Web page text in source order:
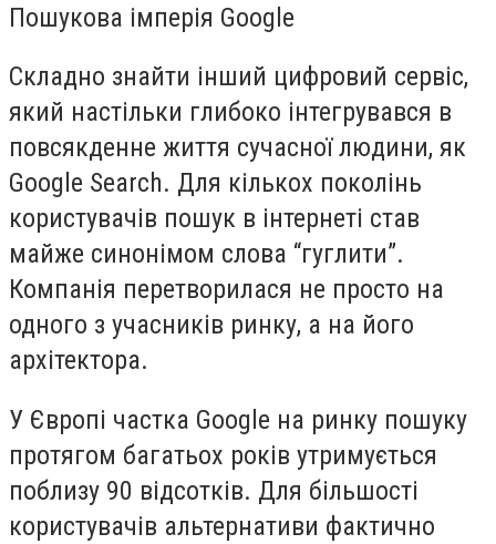
Пошукова імперія Google
Складно знайти інший цифровий сервіс,
який настільки глибоко інтегрувався в
повсякденне життя сучасної людини, як
Google Search. Для кількох поколінь
користувачів пошук в інтернеті став
майже синонімом слова “гуглити”.
Компанія перетворилася не просто на
одного з учасників ринку, а на його
архітектора.
У Європі частка Google на ринку пошуку
протягом багатьох років утримується
поблизу 90 відсотків. Для більшості
користувачів альтернативи фактично